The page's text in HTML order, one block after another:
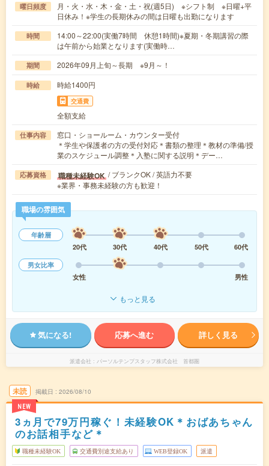
曜日頻度
月・火・水・木・金・土・祝(週5日) ※シフト制 ※日曜+平
日休み！※学生の長期休みの間は日曜も出勤になります
時間
14:00～22:00(実働7時間 休憩1時間)※夏期・冬期講習の際
は午前から始業となります(実働時…
期間 2026年09月上旬～長期 ※9月～！
時給 時給1400円
交通費
全額支給
仕事内容
窓口・ショールーム・カウンター受付
＊学生や保護者の方の受付対応＊書類の整理＊教材の準備/授
業のスケジュール調整＊入塾に関する説明＊デー…
応募資格 職種未経験OK / ブランクOK / 英語力不要
※業界・事務未経験の方も歓迎！
職場の雰囲気
年齢層
20代
30代 40代 50代
60代
男女比率
女性
男性
もっと見る
気になる! 応募へ進む 詳しく見る
派遣会社 パーソルテンプスタッフ株式会社 首都圏
未読
NEW
掲載日 2026/08/10
3ヵ月で79万円稼ぐ！未経験OK＊おばあちゃん
のお話相手など＊
職種未経験OK 交通費別途支給あり WEB登録OK 派遣